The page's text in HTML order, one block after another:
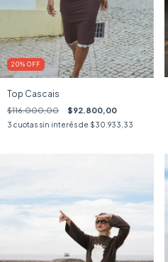
20% OFF
Top Cascais
$116.000,00 $92.800,00
3 cuotas sin interés de $30.933,33